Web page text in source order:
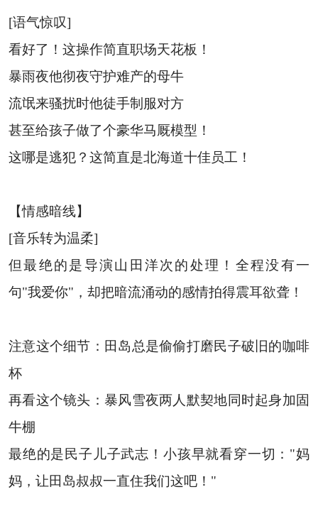
[语气惊叹]
看好了！这操作简直职场天花板！
暴雨夜他彻夜守护难产的母牛
流氓来骚扰时他徒手制服对方
甚至给孩子做了个豪华马厩模型！
这哪是逃犯？这简直是北海道十佳员工！
【情感暗线】
[音乐转为温柔]
但最绝的是导演山田洋次的处理！全程没有一
句"我爱你"，却把暗流涌动的感情拍得震耳欲聋！
注意这个细节：田岛总是偷偷打磨民子破旧的咖啡
杯
再看这个镜头：暴风雪夜两人默契地同时起身加固
牛棚
最绝的是民子儿子武志！小孩早就看穿一切："妈
妈，让田岛叔叔一直住我们这吧！"